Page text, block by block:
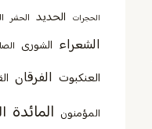
الحجرات الحديد الحشر
الشعراء الشورى
العنكبوت الفرقان
المؤمنون المائدة